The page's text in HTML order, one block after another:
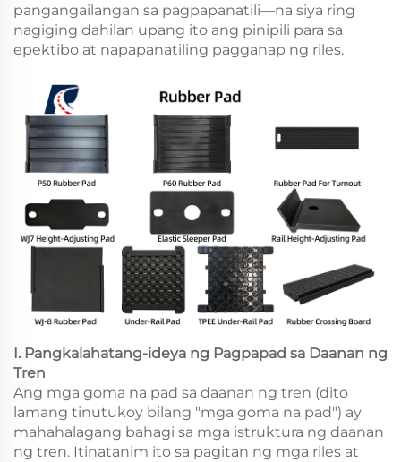
pangangailangan sa pagpapanatili—na siya ring
nagiging dahilan upang ito ang pinipili para sa
epektibo at napapanatiling pagganap ng riles.
I. Pangkalahatang-ideya ng Pagpapad sa Daanan ng
Tren
Ang mga goma na pad sa daanan ng tren (dito
lamang tinutukoy bilang "mga goma na pad") ay
mahahalagang bahagi sa mga istruktura ng daanan
ng tren. Itinatanim ito sa pagitan ng mga riles at